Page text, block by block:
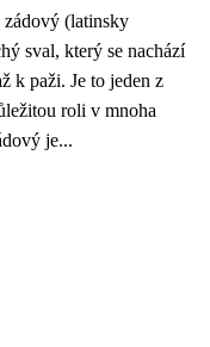
(latinsky
sval, který se nachází
k paži. Je to jeden z
roli v mnoha
je...